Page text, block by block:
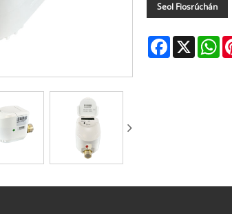
Seol Fiosrúchán
Facebook
X